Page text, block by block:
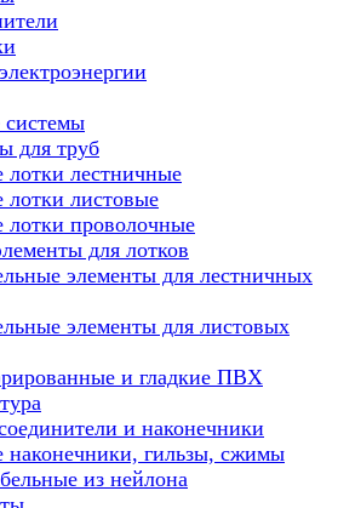
системы
для труб
лотки лестничные
лотки листовые
лотки проволочные
для лотков
элементы для лестничных
элементы для листовых
и гладкие ПВХ
и наконечники
наконечники, гильзы, сжимы
из нейлона